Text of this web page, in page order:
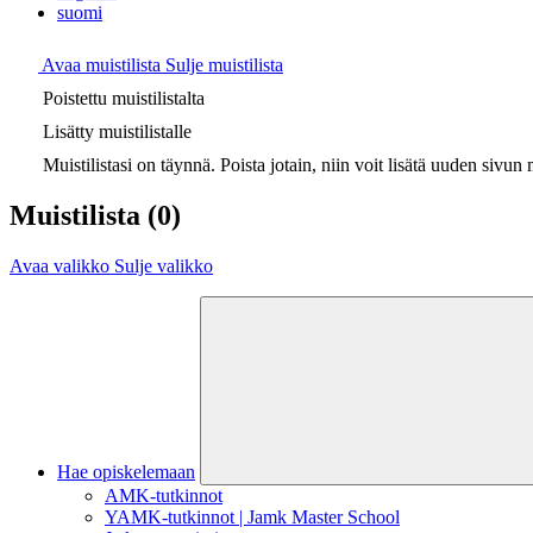
suomi
Avaa muistilista Sulje muistilista
Poistettu muistilistalta
Lisätty muistilistalle
Muistilistasi on täynnä. Poista jotain, niin voit lisätä uuden sivun
Muistilista (0)
Avaa valikko Sulje valikko
Hae opiskelemaan
AMK-tutkinnot
YAMK-tutkinnot | Jamk Master School